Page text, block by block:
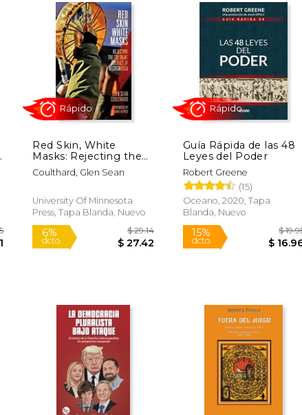
15%
dcto.
15%
dcto.
Red Skin, White
Masks: Rejecting the
Colonial Politics of
Recognition
(en Inglés)
Coulthard, Glen Sean
University Of Minnesota
Press, Tapa Blanda, Nuevo
Guía Rápida de las 48
Leyes del Poder
Robert Greene
(15)
Oceano, 2020, Tapa
Blanda, Nuevo